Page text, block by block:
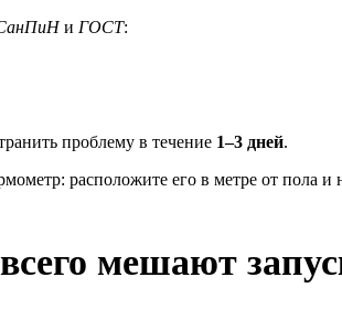
и ГОСТ:
проблему в течение 1–3 дней.
расположите его в метре от пола
мешают